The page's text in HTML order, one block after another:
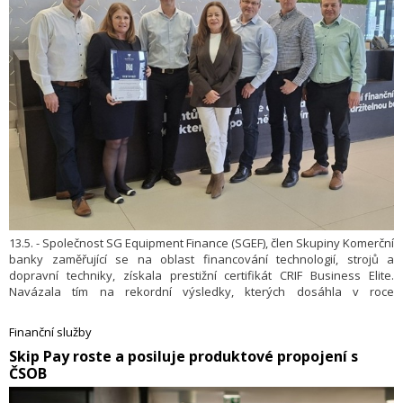
13.5. - Společnost SG Equipment Finance (SGEF), člen Skupiny Komerční
banky zaměřující se na oblast financování technologií, strojů a
dopravní techniky, získala prestižní certifikát CRIF Business Elite.
Navázala tím na rekordní výsledky, kterých dosáhla v roce
důvěryhodnost společnosti a podtrhuje její dlouhodobě silnou
výkonnost a klientskou úspěšnost.
Finanční služby
​Skip Pay roste a posiluje produktové propojení s
ČSOB